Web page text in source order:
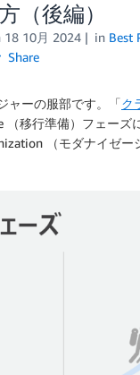
（後編）
18 10月 2024 in Best
Share
ャーの服部です。「ク
（移行準備）フェー
（モダナイゼ